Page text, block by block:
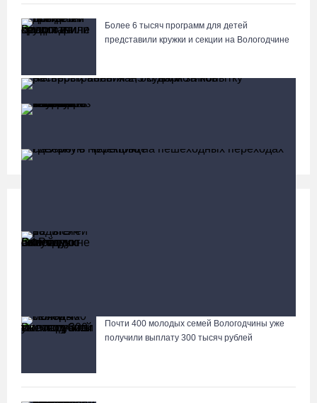
Лазерную проекцию на пешеходных переходах сделают в
Более 6 тысяч программ для детей
представили кружки и секции на Вологодчине
Почти 400 молодых семей Вологодчины уже
получили выплату 300 тысяч рублей